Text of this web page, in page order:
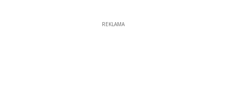
REKLAMA